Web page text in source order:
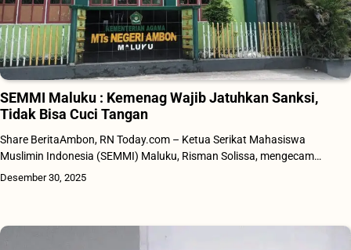
SEMMI Maluku : Kemenag Wajib Jatuhkan Sanksi,
Tidak Bisa Cuci Tangan
Share BeritaAmbon, RN Today.com – Ketua Serikat Mahasiswa
Muslimin Indonesia (SEMMI) Maluku, Risman Solissa, mengecam…
Desember 30, 2025